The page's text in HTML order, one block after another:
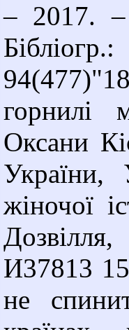
– 2017.
горнилі
Оксани
України,
жіночої
И37813
не